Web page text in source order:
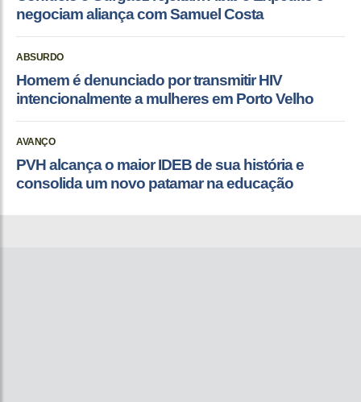
negociam aliança com Samuel Costa
ABSURDO
Homem é denunciado por transmitir HIV
intencionalmente a mulheres em Porto Velho
AVANÇO
PVH alcança o maior IDEB de sua história e
consolida um novo patamar na educação